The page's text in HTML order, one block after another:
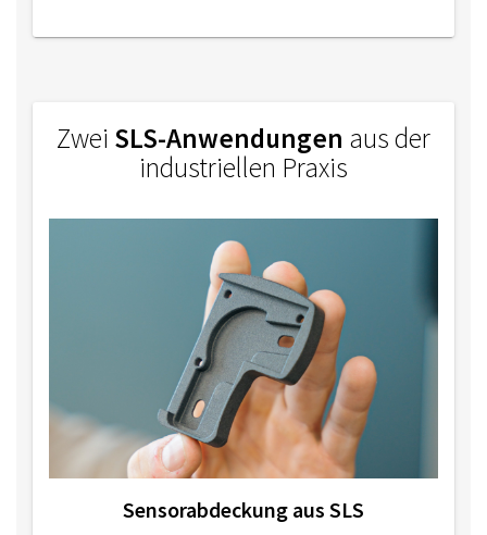
Zwei SLS-Anwendungen aus der
industriellen Praxis
Sensorabdeckung aus SLS